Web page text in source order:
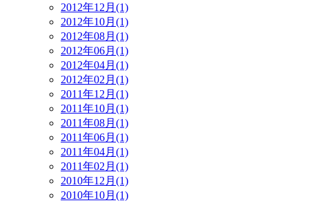
2012年12月(1)
2012年10月(1)
2012年08月(1)
2012年06月(1)
2012年04月(1)
2012年02月(1)
2011年12月(1)
2011年10月(1)
2011年08月(1)
2011年06月(1)
2011年04月(1)
2011年02月(1)
2010年12月(1)
2010年10月(1)